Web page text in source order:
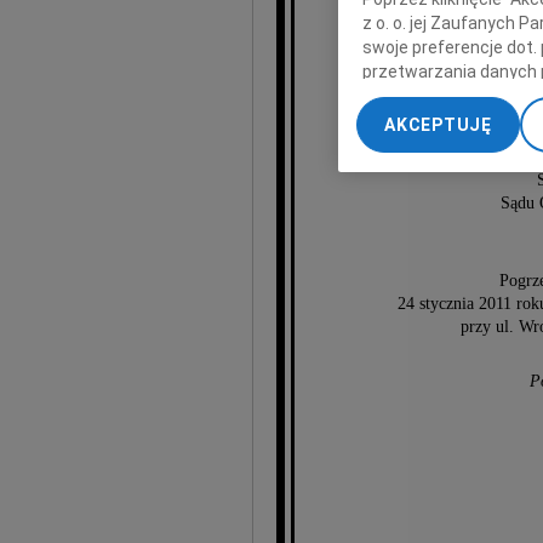
Sądu
24 stycznia 2011
przy ul.
z o. o. jej Zaufanych
swoje preferencje dot.
przetwarzania danych
„Ustawienia
My, nasi Zaufani
dokładnych danych
Przechowywanie
treści, badnie
AKCEPTUJĘ